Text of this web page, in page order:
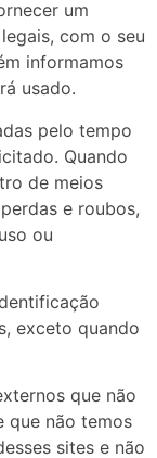
um
com o seu
informamos
usado.
pelo tempo
Quando
de meios
e roubos,
ou
exceto quando
que não
que não temos
sites e não